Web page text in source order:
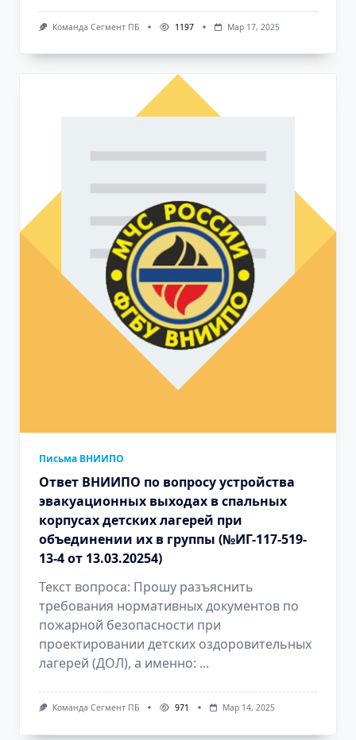
Команда Сегмент ПБ 1197 Мар 17, 2025
Письма ВНИИПО
Ответ ВНИИПО по вопросу устройства
эвакуационных выходах в спальных
корпусах детских лагерей при
объединении их в группы (№ИГ-117-519-
13-4 от 13.03.20254)
Текст вопроса: Прошу разъяснить
требования нормативных документов по
пожарной безопасности при
проектировании детских оздоровительных
лагерей (ДОЛ), а именно: ...
Команда Сегмент ПБ 971 Мар 14, 2025